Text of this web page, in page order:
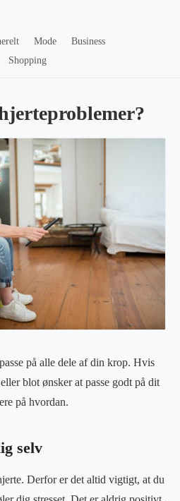
Mode
Business
Shopping
på alle dele af din krop. Hvis
blot ønsker at passe godt på dit
på hvordan.
selv
Derfor er det altid vigtigt, at du